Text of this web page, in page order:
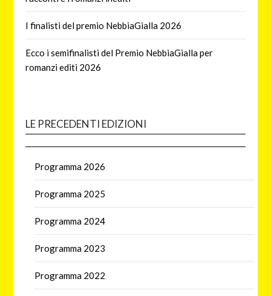
I finalisti del premio NebbiaGialla 2026
Ecco i semifinalisti del Premio NebbiaGialla per
romanzi editi 2026
LE PRECEDENTI EDIZIONI
Programma 2026
Programma 2025
Programma 2024
Programma 2023
Programma 2022